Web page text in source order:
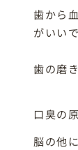
歯から
がいい
歯の磨
口臭の
脳の他